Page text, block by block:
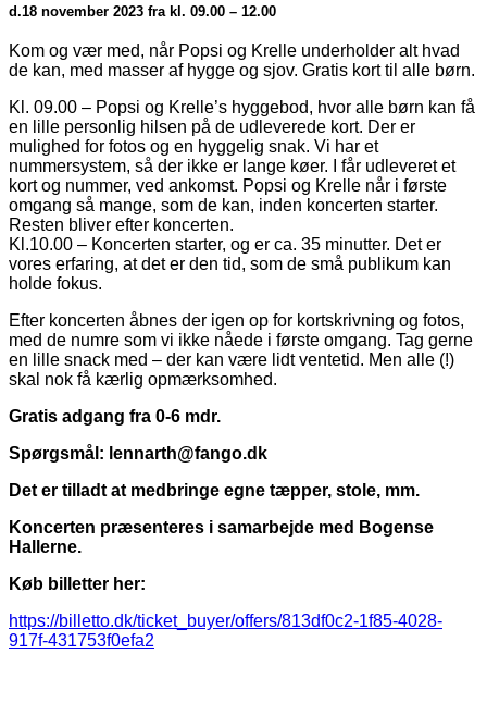
d.18 november 2023 fra kl. 09.00 – 12.00
Kom og vær med, når Popsi og Krelle underholder alt hvad
de kan, med masser af hygge og sjov. Gratis kort til alle børn.
Kl. 09.00 – Popsi og Krelle’s hyggebod, hvor alle børn kan få
en lille personlig hilsen på de udleverede kort. Der er
mulighed for fotos og en hyggelig snak. Vi har et
nummersystem, så der ikke er lange køer. I får udleveret et
kort og nummer, ved ankomst. Popsi og Krelle når i første
omgang så mange, som de kan, inden koncerten starter.
Resten bliver efter koncerten.
Kl.10.00 – Koncerten starter, og er ca. 35 minutter. Det er
vores erfaring, at det er den tid, som de små publikum kan
holde fokus.
Efter koncerten åbnes der igen op for kortskrivning og fotos,
med de numre som vi ikke nåede i første omgang. Tag gerne
en lille snack med – der kan være lidt ventetid. Men alle (!)
skal nok få kærlig opmærksomhed.
Gratis adgang fra 0-6 mdr.
Spørgsmål: lennarth@fango.dk
Det er tilladt at medbringe egne tæpper, stole, mm.
Koncerten præsenteres i samarbejde med Bogense
Hallerne.
Køb billetter her:
https://billetto.dk/ticket_buyer/offers/813df0c2-1f85-4028-
917f-431753f0efa2